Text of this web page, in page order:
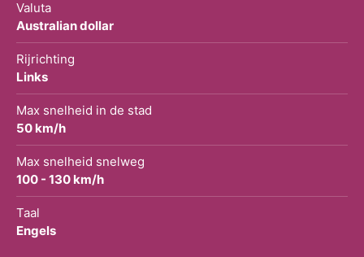
Valuta
Australian dollar
Rijrichting
Links
Max snelheid in de stad
50 km/h
Max snelheid snelweg
100 - 130 km/h
Taal
Engels